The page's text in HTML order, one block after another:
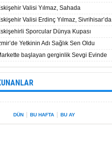
Valisi Yılmaz, Sahada
Bulundu
Valisi Erdinç Yılmaz, Sivrihisar’da
Sporcular Dünya Kupası
Vali Yılmaz’la Paylaştı
Yetkinin Adı Sağlık Sen Oldu
başlayan gerginlik Sevgi Evinde
DÜN BU HAFTA BU AY